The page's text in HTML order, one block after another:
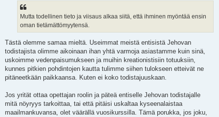
Mutta todellinen tieto ja viisaus alkaa siitä, että ihminen myöntää ensin
oman tietämättömyytensä.
Tästä olemme samaa mieltä. Useimmat meistä entisistä Jehovan
todistajista olimme aikoinaan ihan yhtä varmoja asiastamme kuin sinä,
uskoimme vedenpaisumukseen ja muihin kreationistisiin totuuksiin,
kunnes pitkien pohdintojen kautta tulimme siihen tulokseen etteivät ne
pitäneetkään paikkaansa. Kuten ei koko todistajuuskaan.
Jos yrität ottaa opettajan roolin ja päteä entiselle Jehovan todistajalle
mitä nöyryys tarkoittaa, tai että pitäisi uskaltaa kyseenalaistaa
maailmankuvansa, olet väärällä vuosikurssilla. Tämä porukka, jos joku,